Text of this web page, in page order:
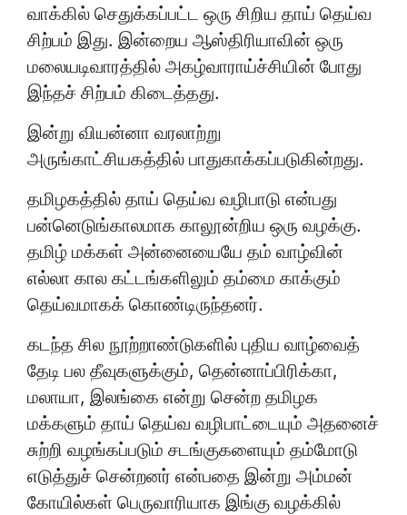
வாக்கில் செதுக்கப்பட்ட ஒரு சிறிய தாய் தெய்வ
சிற்பம் இது. இன்றைய ஆஸ்திரியாவின் ஒரு
மலையடிவாரத்தில் அகழ்வாராய்ச்சியின் போது
இந்தச் சிற்பம் கிடைத்தது.
இன்று வியன்னா வரலாற்று
அருங்காட்சியகத்தில் பாதுகாக்கப்படுகின்றது.
தமிழகத்தில் தாய் தெய்வ வழிபாடு என்பது
பன்னெடுங்காலமாக காலூன்றிய ஒரு வழக்கு.
தமிழ் மக்கள் அன்னையையே தம் வாழ்வின்
எல்லா கால கட்டங்களிலும் தம்மை காக்கும்
தெய்வமாகக் கொண்டிருந்தனர்.
கடந்த சில நூற்றாண்டுகளில் புதிய வாழ்வைத்
தேடி பல தீவுகளுக்கும், தென்னாப்பிரிக்கா,
மலாயா, இலங்கை என்று சென்ற தமிழக
மக்களும் தாய் தெய்வ வழிபாட்டையும் அதனைச்
சுற்றி வழங்கப்படும் சடங்குகளையும் தம்மோடு
எடுத்துச் சென்றனர் என்பதை இன்று அம்மன்
கோயில்கள் பெருவாரியாக இங்கு வழக்கில்